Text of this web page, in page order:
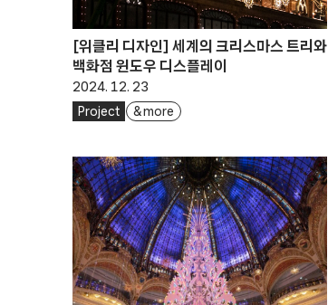
[위클리 디자인] 세계의 크리스마스 트리와
백화점 윈도우 디스플레이
2024. 12. 23
Project & more